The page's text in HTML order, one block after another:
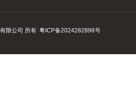
限公司 所有 粤ICP备2024282898号